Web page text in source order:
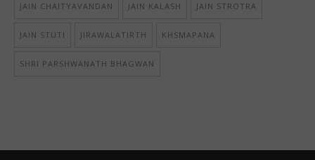
JAIN CHAITYAVANDAN JAIN KALASH JAIN STROTRA
JAIN STUTI JIRAWALATIRTH KHSMAPANA
SHRI PARSHWANATH BHAGWAN